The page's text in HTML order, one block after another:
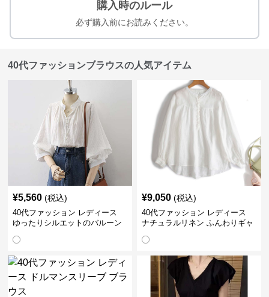
購入時のルール
必ず購入前にお読みください。
40代ファッションブラウスの人気アイテム
¥5,560 (税込)
40代ファッション レディース
ゆったりシルエットのバルーン
¥9,050 (税込)
40代ファッション レディース
ナチュラルリネン ふんわりギャ